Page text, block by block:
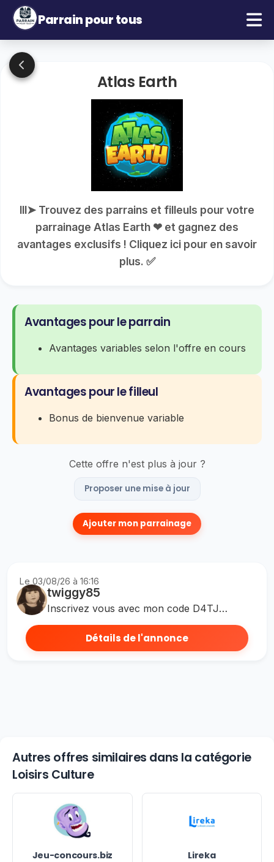
Parrain pour tous
Atlas Earth
lll➤ Trouvez des parrains et filleuls pour votre
parrainage Atlas Earth ❤ et gagnez des
avantages exclusifs ! Cliquez ici pour en savoir
plus. ✅
Avantages pour le parrain
Avantages variables selon l'offre en cours
Avantages pour le filleul
Bonus de bienvenue variable
Cette offre n'est plus à jour ?
Proposer une mise à jour
Ajouter mon parrainage
Le 03/08/26 à 16:16
twiggy85
Inscrivez vous avec mon code D4TJTF ou utiliser le lien suivant : https://r.atlasearth.com/B5Tr76i4ROb Cagnottez des atlas buck en visionnant des pub ou répondant à des sondages et achetez des parcelles virtuelles Vous recevrez 200 atlas buck à la 10ème parcelle achetée.
Détails de l'annonce
Autres offres similaires dans la catégorie
Loisirs Culture
Jeu-concours.biz Lireka